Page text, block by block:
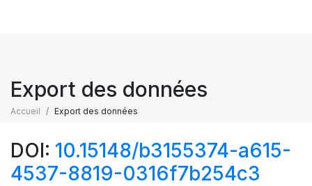
Export des données
Accueil Export des données
DOI: 10.15148/b3155374-a615-
4537-8819-0316f7b254c3